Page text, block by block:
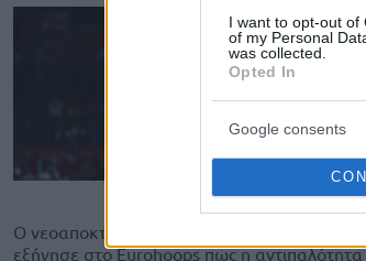
I want to opt-out of
of my Personal
was collected.
Opted In
Google consents
Ο νεοαποκτηθείς Αμερικανός γκαρντ του
εξήγησε στο Eurohoops πως η